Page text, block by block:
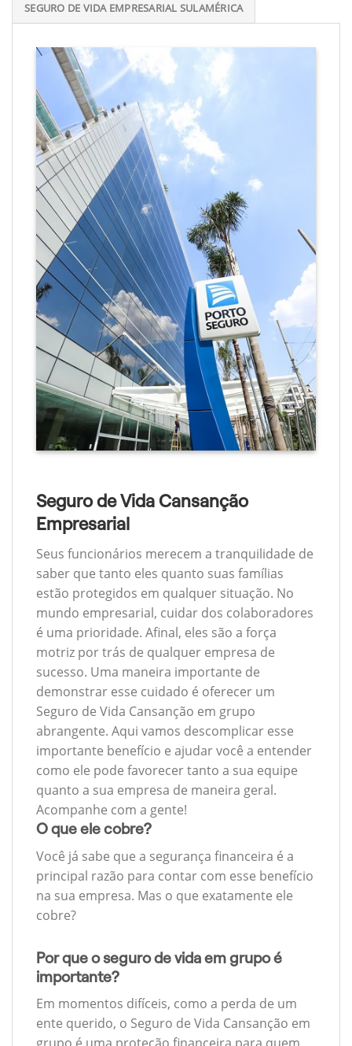
SEGURO DE VIDA EMPRESARIAL SULAMÉRICA
Seguro de Vida Cansanção
Empresarial
Seus funcionários merecem a tranquilidade de
saber que tanto eles quanto suas famílias
estão protegidos em qualquer situação. No
mundo empresarial, cuidar dos colaboradores
é uma prioridade. Afinal, eles são a força
motriz por trás de qualquer empresa de
sucesso. Uma maneira importante de
demonstrar esse cuidado é oferecer um
Seguro de Vida Cansanção em grupo
abrangente. Aqui vamos descomplicar esse
importante benefício e ajudar você a entender
como ele pode favorecer tanto a sua equipe
quanto a sua empresa de maneira geral.
Acompanhe com a gente!
O que ele cobre?
Você já sabe que a segurança financeira é a
principal razão para contar com esse benefício
na sua empresa. Mas o que exatamente ele
cobre?
Por que o seguro de vida em grupo é
importante?
Em momentos difíceis, como a perda de um
ente querido, o Seguro de Vida Cansanção em